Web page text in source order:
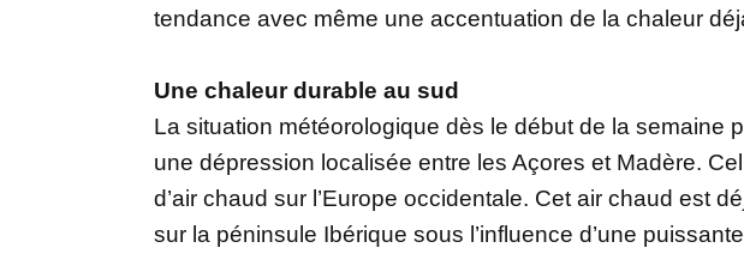
tendance avec même une accentuation de la chaleur
Une chaleur durable au sud
La situation météorologique dès le début de la semaine
une dépression localisée entre les Açores et Madère.
d’air chaud sur l’Europe occidentale. Cet air chaud est
sur la péninsule Ibérique sous l’influence d’une